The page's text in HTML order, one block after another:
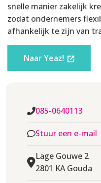
snelle manier zakelijk
zodat ondernemers
afhankelijk te zijn van
Naar Yeaz!
085-0640113
Stuur een e-mail
Lage Gouwe 2
2801 KA Gouda